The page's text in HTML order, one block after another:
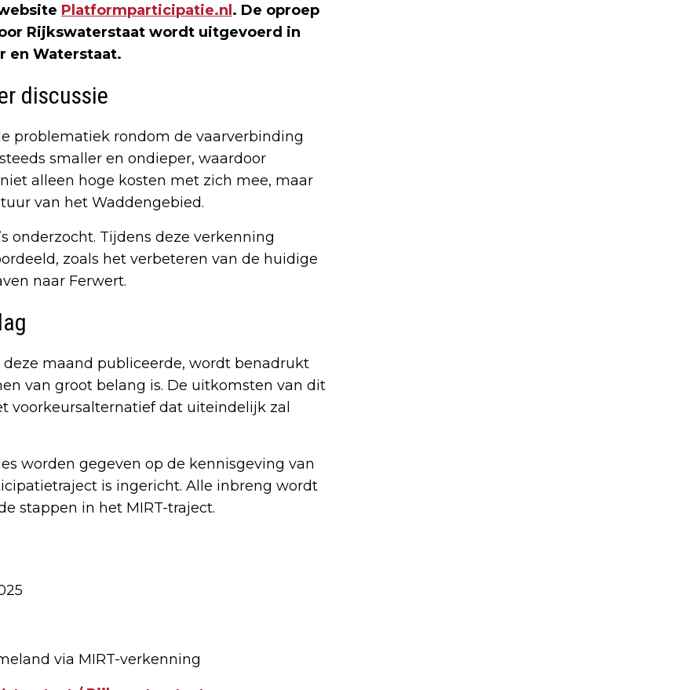
Platformparticipatie.nl . De oproep
Rijkswaterstaat wordt uitgevoerd in
en Waterstaat.
discussie
problematiek rondom de vaarverbinding
smaller en ondieper, waardoor
alleen hoge kosten met zich mee, maar
van het Waddengebied.
onderzocht. Tijdens deze verkenning
zoals het verbeteren van de huidige
naar Ferwert.
maand publiceerde, wordt benadrukt
van groot belang is. De uitkomsten van dit
voorkeursalternatief dat uiteindelijk zal
worden gegeven op de kennisgeving van
is ingericht. Alle inbreng wordt
stappen in het MIRT-traject.
via MIRT-verkenning